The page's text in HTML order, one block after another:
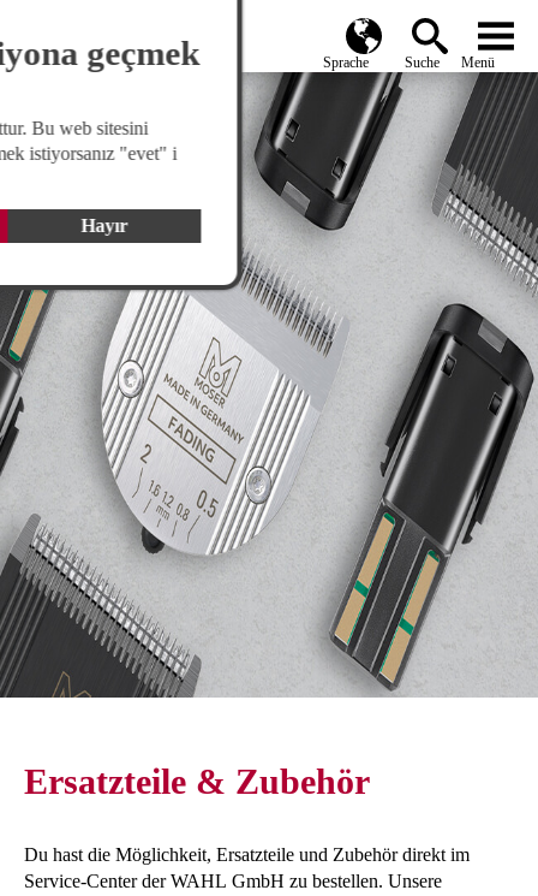
Global search menu
Ersatzteile & Zubehör
Du hast die Möglichkeit, Ersatzteile und Zubehör direkt im
Service-Center der WAHL GmbH zu bestellen. Unsere
geçmek
Bu web sitesini
istiyorsanız "evet" i
Hayır